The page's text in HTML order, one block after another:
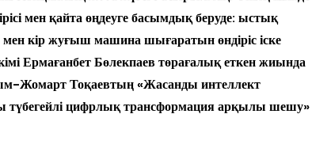
мен қайта өңдеуге басымдық беруде: ыстық
кір жуғыш машина шығаратын өндіріс іске
Ермағанбет Бөлекпаев төрағалық еткен жиында
Жомарт Тоқаевтың «Жасанды интеллект
түбегейлі цифрлық трансформация арқылы шешу»